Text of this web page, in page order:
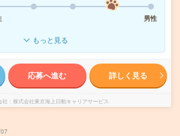
男性
もっと見る
応募へ進む 詳しく見る
社 株式会社東京海上日動キャリアサービス